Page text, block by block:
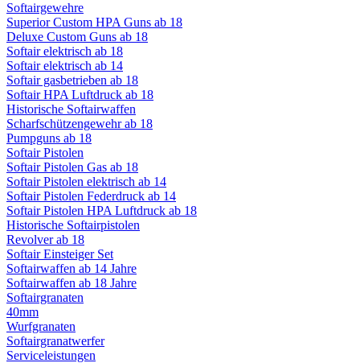
Softairgewehre
Superior Custom HPA Guns ab 18
Deluxe Custom Guns ab 18
Softair elektrisch ab 18
Softair elektrisch ab 14
Softair gasbetrieben ab 18
Softair HPA Luftdruck ab 18
Historische Softairwaffen
Scharfschützengewehr ab 18
Pumpguns ab 18
Softair Pistolen
Softair Pistolen Gas ab 18
Softair Pistolen elektrisch ab 14
Softair Pistolen Federdruck ab 14
Softair Pistolen HPA Luftdruck ab 18
Historische Softairpistolen
Revolver ab 18
Softair Einsteiger Set
Softairwaffen ab 14 Jahre
Softairwaffen ab 18 Jahre
Softairgranaten
40mm
Wurfgranaten
Softairgranatwerfer
Serviceleistungen